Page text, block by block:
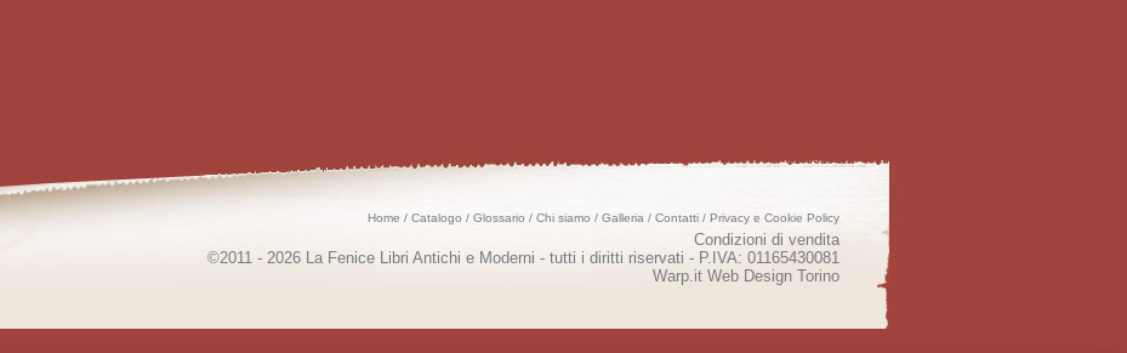
Home / Catalogo / Glossario / Chi siamo / Galleria / Contatti / Privacy e Cookie Policy
Condizioni di vendita
©2011 - 2026 La Fenice Libri Antichi e Moderni - tutti i diritti riservati - P.IVA: 01165430081
Warp.it Web Design Torino